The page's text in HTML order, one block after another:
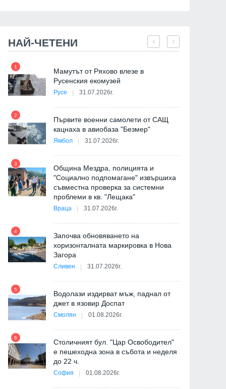
Алфа Рисърч: При евентуални
парламентарни избори
управляващите запазват
значителна електорална
30.07.2026г. 29.07.2026г.
НАЙ-ЧЕТЕНИ
1
Мамутът от Ряхово влезе в
Русенския екомузей
Русе 31.07.2026г.
2
Първите военни самолети от САЩ
кацнаха в авиобаза "Безмер"
Ямбол 31.07.2026г.
3
Община Мездра, полицията и
"Социално подпомагане" извършиха
съвместна проверка за системни
проблеми в кв. "Лещака"
Враца 31.07.2026г.
4
Започва обновяването на
хоризонталната маркировка в Нова
Загора
Сливен 31.07.2026г.
5
Водолази издирват мъж, паднал от
джет в язовир Доспат
Смолян 01.08.2026г.
6
Столичният бул. "Цар Освободител"
е пешеходна зона в събота и неделя
до 22 ч.
София 01.08.2026г.